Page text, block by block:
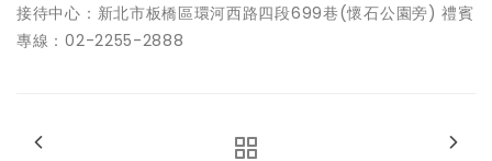
接待中心：新北市板橋區環河西路四段699巷(懷石公園旁) 禮賓
專線：02-2255-2888